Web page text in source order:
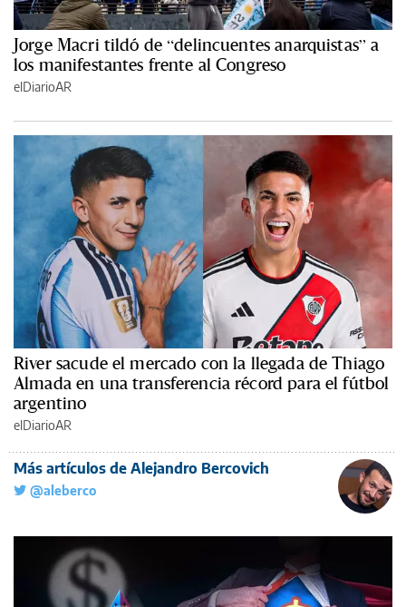
Jorge Macri tildó de “delincuentes anarquistas” a
los manifestantes frente al Congreso
elDiarioAR
River sacude el mercado con la llegada de Thiago
Almada en una transferencia récord para el fútbol
argentino
elDiarioAR
Más artículos de Alejandro Bercovich
@aleberco